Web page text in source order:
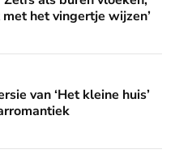
het vingertje wijzen’
huis’ biedt fijne
van ‘Het kleine huis’